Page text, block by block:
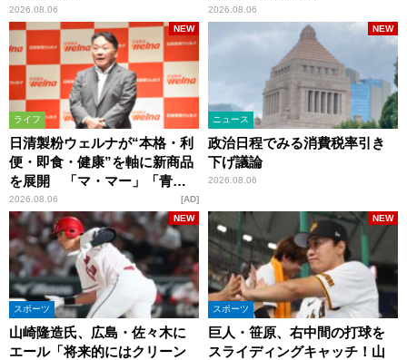
2026.08.06 2026.08.06
ライフ
日清製粉ウェルナが“本格・利
便・即食・健康”を軸に新商品
を展開 「マ・マー」「青の
洞窟」ブランドを強化
2026.08.06
NEW
AD
ニュース
政治日程でみる消費税率引き
下げ議論
2026.08.06
NEW
スポーツ
山崎隆造氏、広島・佐々木に
エール「将来的にはクリーン
NEW
スポーツ
巨人・笹原、右中間の打球を
スライディングキャッチ！山
NEW